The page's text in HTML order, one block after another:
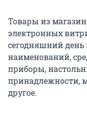
Товары из
электронных
сегодняшний день
наименований,
приборы,
принадлежности,
другое.